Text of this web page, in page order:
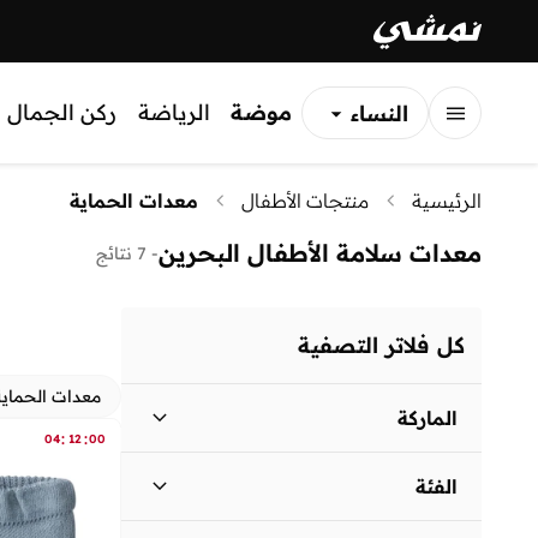
النساء
موضة الرياضة ركن الجمال
الرئيسية منتجات الأطفال معدات الحماية
معدات سلامة الأطفال البحرين- 7 نتائج
كل فلاتر التصفية
الماركة
الفئة
معدات
04: 12 :00